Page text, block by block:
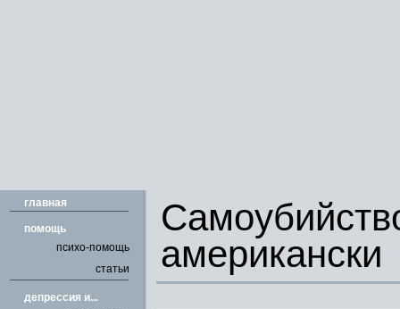
главная
помощь
психо-помощь
статьи
депрессия и...
американски